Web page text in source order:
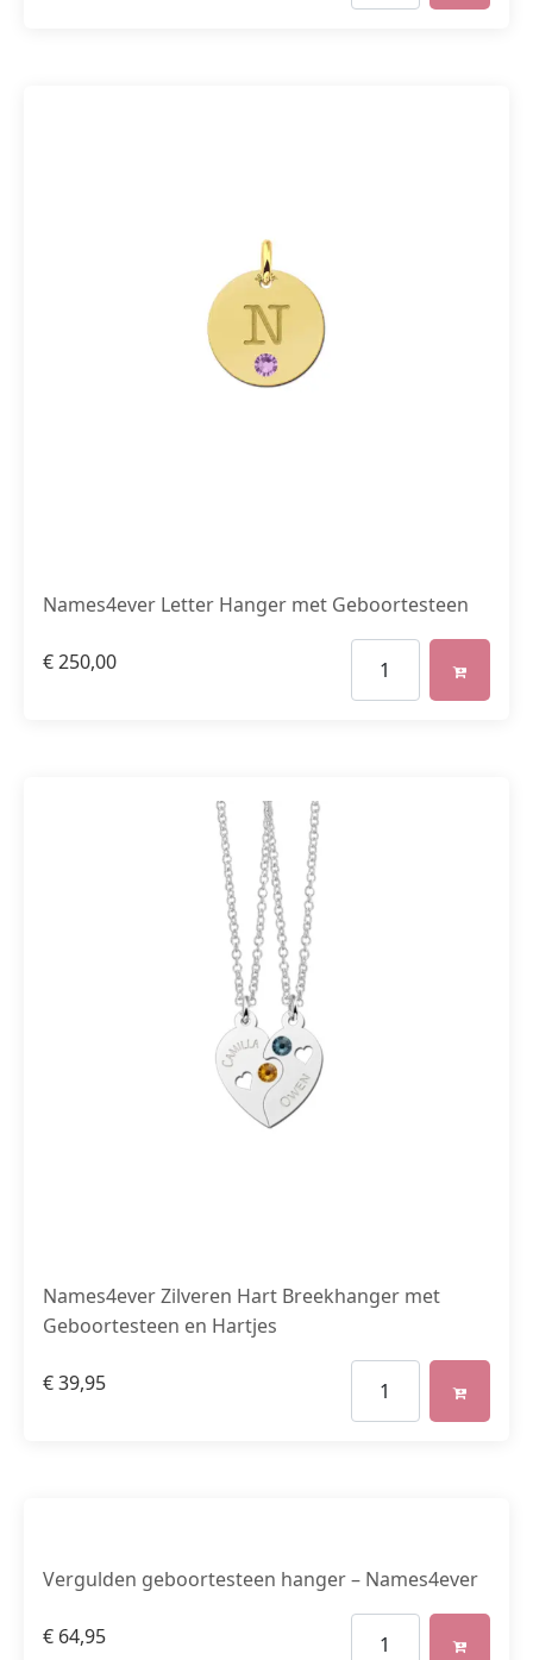
Names4ever Letter Hanger met Geboortesteen
€250,00
Names4ever Zilveren Hart Breekhanger met
Geboortesteen en Hartjes
€39,95
Vergulden geboortesteen hanger – Names4ever
€ 64,95